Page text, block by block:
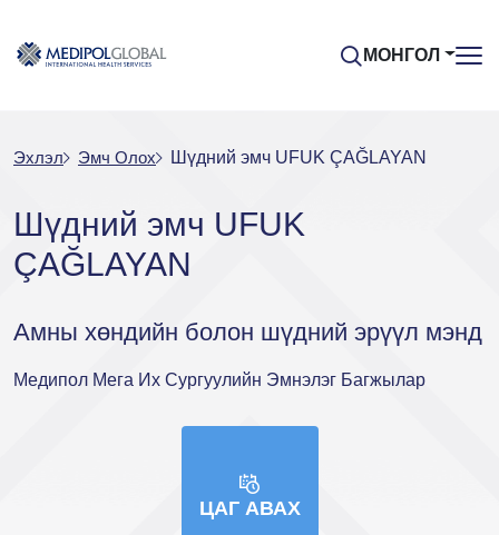
МОНГОЛ
Эхлэл Эмч Oлох Шүдний эмч UFUK ÇAĞLAYAN
Шүдний эмч UFUK
ÇAĞLAYAN
Амны хөндийн болон шүдний эрүүл мэнд
Медипол Мега Их Сургуулийн Эмнэлэг Багжылар
ЦАГ АВАХ